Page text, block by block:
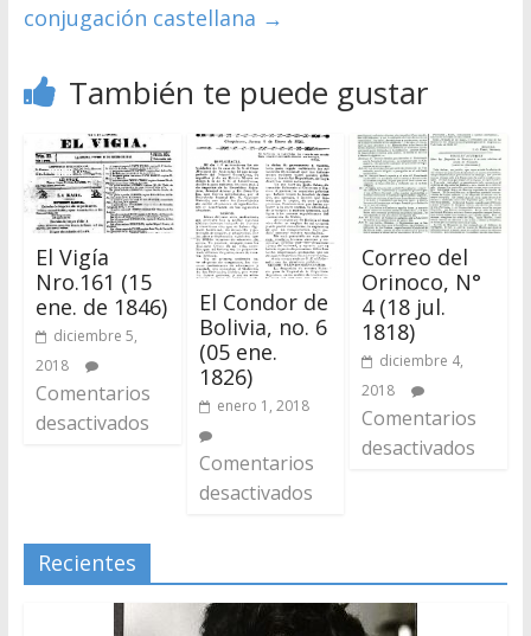
conjugación castellana →
También te puede gustar
El Vigía
Nro.161 (15
ene. de 1846)
diciembre 5,
2018
Comentarios
desactivados
El Condor de
Bolivia, no. 6
(05 ene.
1826)
enero 1, 2018
Comentarios
desactivados
Correo del
Orinoco, N°
4 (18 jul.
1818)
diciembre 4,
2018
Comentarios
desactivados
Recientes